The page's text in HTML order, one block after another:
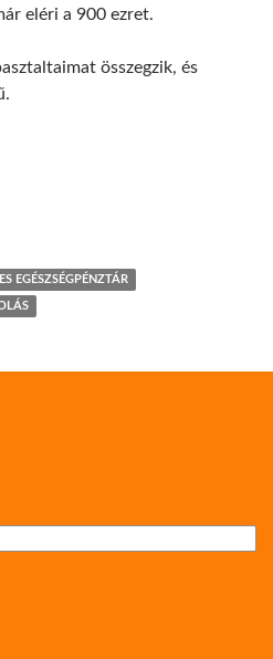
eléri a 900 ezret.
összegzik, és
EGÉSZSÉGPÉNZTÁR